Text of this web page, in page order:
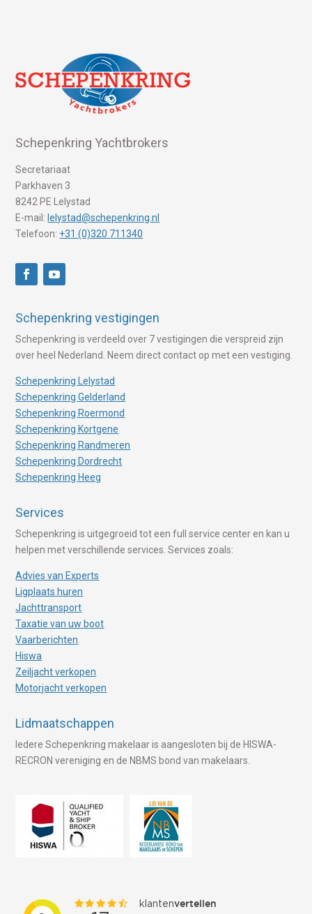
Schepenkring Yachtbrokers
Secretariaat
Parkhaven 3
8242 PE Lelystad
E-mail: lelystad@schepenkring.nl
Telefoon: +31 (0)320 711340
Schepenkring vestigingen
Schepenkring is verdeeld over 7 vestigingen die verspreid zijn
over heel Nederland. Neem direct contact op met een vestiging.
Schepenkring Lelystad
Schepenkring Gelderland
Schepenkring Roermond
Schepenkring Kortgene
Schepenkring Randmeren
Schepenkring Dordrecht
Schepenkring Heeg
Services
Schepenkring is uitgegroeid tot een full service center en kan u
helpen met verschillende services. Services zoals:
Advies van Experts
Ligplaats huren
Jachttransport
Taxatie van uw boot
Vaarberichten
Hiswa
Zeiljacht verkopen
Motorjacht verkopen
Lidmaatschappen
Iedere Schepenkring makelaar is aangesloten bij de HISWA-
RECRON vereniging en de NBMS bond van makelaars.